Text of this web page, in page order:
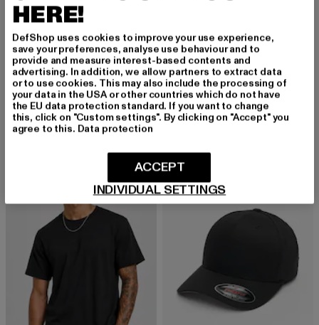
BRANDIT
Urban Legend
32,79 EUR
Derzeitiger Preis: 32,79 EUR
39,99 EURAktionspreis: 39,99 EUR
URBAN CLASSICS
Stripes Mesh
26,09 EUR
Derzeitiger Preis: 26,09 EUR
29,99 EURAktionspreis:
-22%
HERE!
DefShop uses cookies to improve your use experience,
save your preferences, analyse use behaviour and to
provide and measure interest-based contents and
advertising. In addition, we allow partners to extract data
or to use cookies. This may also include the processing of
your data in the USA or other countries which do not have
the EU data protection standard. If you want to change
this, click on "Custom settings". By clicking on "Accept" you
agree to this. Data protection
INDIVIDUAL SETTINGS
ACCEPT